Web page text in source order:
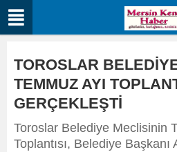
TOROSLAR
TEMMUZ AYI
GERÇEKLEŞTİ
Toroslar Belediye Meclisinin
Toplantısı, Belediye Başkanı